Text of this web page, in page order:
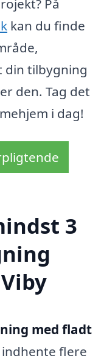
På
kan du finde
din tilbygning
den. Tag det
i dag!
3
med fladt
flere